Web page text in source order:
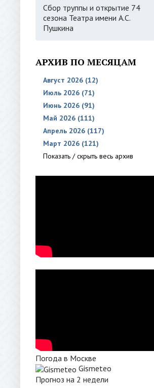
Сбор труппы и открытие 74
сезона Театра имени А.С.
Пушкина
АРХИВ ПО МЕСЯЦАМ
Август 2026 (12)
Июль 2026 (71)
Июнь 2026 (91)
Май 2026 (111)
Апрель 2026 (117)
Март 2026 (121)
Показать / скрыть весь архив
Погода в Москве
Gismeteo
Прогноз на 2 недели